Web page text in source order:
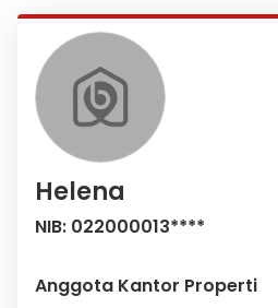
Helena
NIB: 022000013****
Anggota Kantor Properti